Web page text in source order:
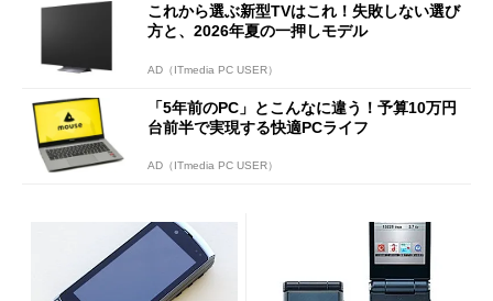
これから選ぶ新型TVはこれ！失敗しない選び
方と、2026年夏の一押しモデル
AD（ITmedia PC USER）
「5年前のPC」とこんなに違う！予算10万円
台前半で実現する快適PCライフ
AD（ITmedia PC USER）